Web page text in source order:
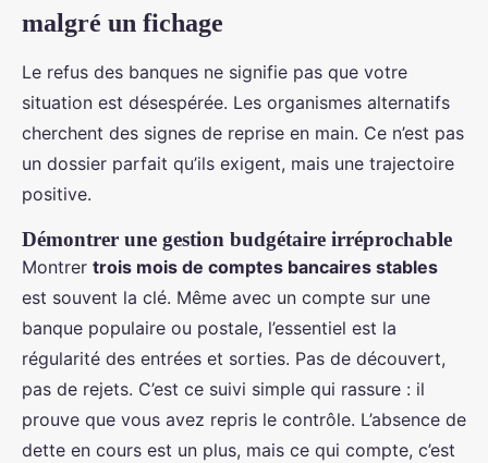
malgré un fichage
Le refus des banques ne signifie pas que votre
situation est désespérée. Les organismes alternatifs
cherchent des signes de reprise en main. Ce n’est pas
un dossier parfait qu’ils exigent, mais une trajectoire
positive.
Démontrer une gestion budgétaire irréprochable
Montrer trois mois de comptes bancaires stables
est souvent la clé. Même avec un compte sur une
banque populaire ou postale, l’essentiel est la
régularité des entrées et sorties. Pas de découvert,
pas de rejets. C’est ce suivi simple qui rassure : il
prouve que vous avez repris le contrôle. L’absence de
dette en cours est un plus, mais ce qui compte, c’est